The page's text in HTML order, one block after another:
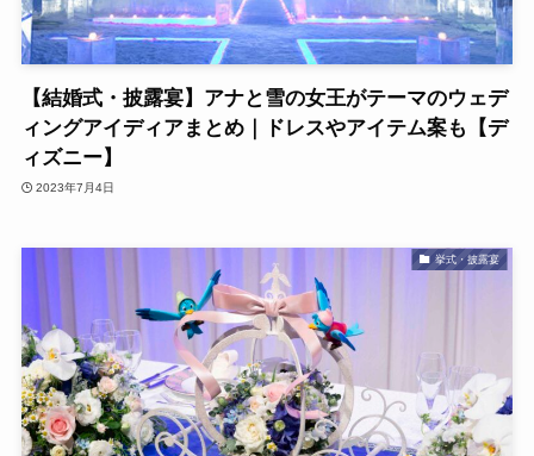
【結婚式・披露宴】アナと雪の女王がテーマのウェデ
ィングアイディアまとめ｜ドレスやアイテム案も【デ
ィズニー】
2023年7月4日
挙式・披露宴